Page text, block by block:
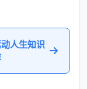
人生知识